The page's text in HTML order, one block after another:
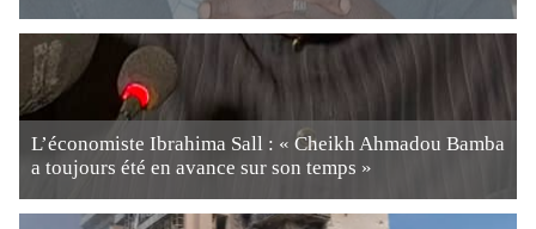
L’économiste Ibrahima Sall : « Cheikh Ahmadou Bamba
a toujours été en avance sur son temps »